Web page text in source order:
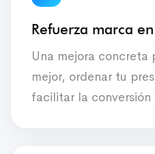
Refuerza marca
Una mejora concreta
mejor, ordenar tu
facilitar la conversión